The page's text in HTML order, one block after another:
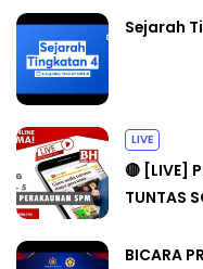
Sejarah
LIVE
🔴 [LIVE]
TUNTAS
BICARA